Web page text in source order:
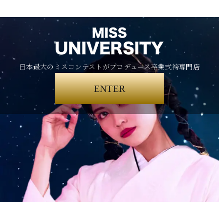
日本最大のミスコンテストがプロデュース卒業式袴専門店
ENTER